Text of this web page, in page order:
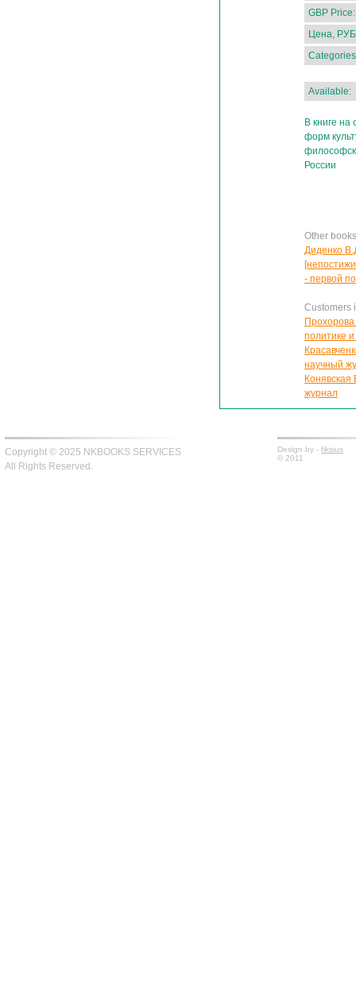
GBP Price:
Цена,
Available:
В книге
форм
России
Other
Диденко
- первой
Customers
политике
научный
журнал
Copyright © 2025 NKBOOKS SERVICES
All Rights Reserved.
Design by - fiksius
© 2011